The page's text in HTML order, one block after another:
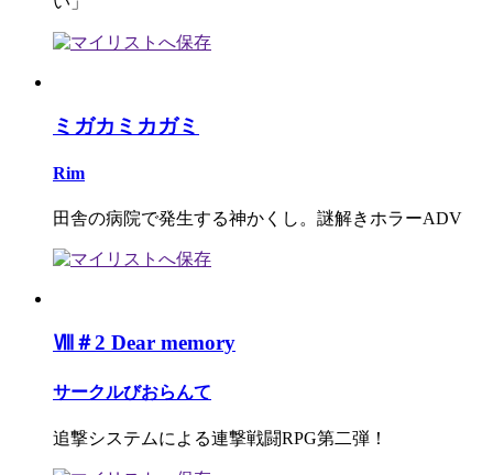
ミガカミカガミ
Rim
田舎の病院で発生する神かくし。謎解きホラーADV
Ⅷ＃2 Dear memory
サークルびおらんて
追撃システムによる連撃戦闘RPG第二弾！